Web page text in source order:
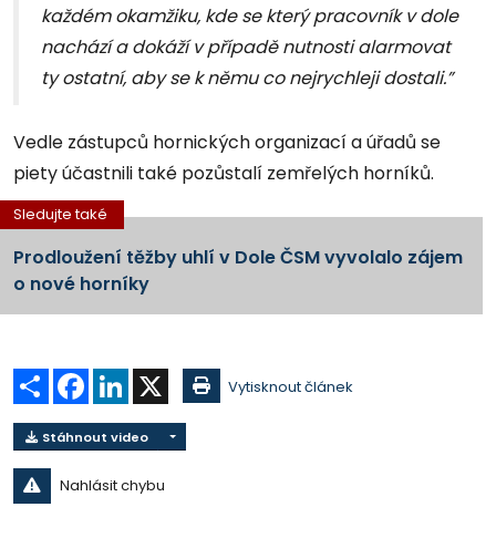
každém okamžiku, kde se který pracovník v dole
nachází a dokáží v případě nutnosti alarmovat
ty ostatní, aby se k němu co nejrychleji dostali.”
Vedle zástupců hornických organizací a úřadů se
piety účastnili také pozůstalí zemřelých horníků.
Sledujte také
Prodloužení těžby uhlí v Dole ČSM vyvolalo zájem
o nové horníky
Sdílet Facebook
LinkedIn Vytisknout článek
Stáhnout video
Nahlásit chybu